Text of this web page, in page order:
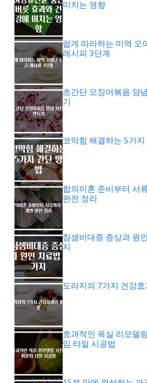
미치는 영향
쉽게 따라하는 미역 오
레시피 3단계
초간단 오징어볶음 양
기
코막힘 해결하는 5가지
합의이혼 준비부터 서
완전 정리
침샘비대증 증상과 원
지
도라지의 7가지 건강
효과적인 욕실 리모델
임 타일 시공법